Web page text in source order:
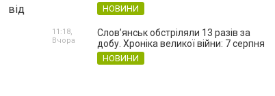
від
НОВИНИ
Слов’янськ обстріляли 13 разів за
добу. Хроніка великої війни: 7 серпня
НОВИНИ
11:18,
Вчора